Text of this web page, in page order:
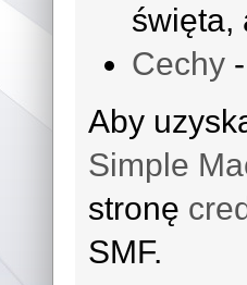
święta,
Cechy
Aby
Simple
stronę
SMF.